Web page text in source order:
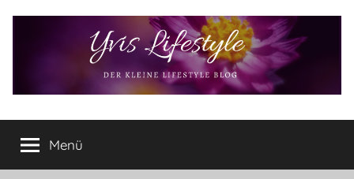
Yvis
Lifestyle
Lifestyle
Blog
Menü